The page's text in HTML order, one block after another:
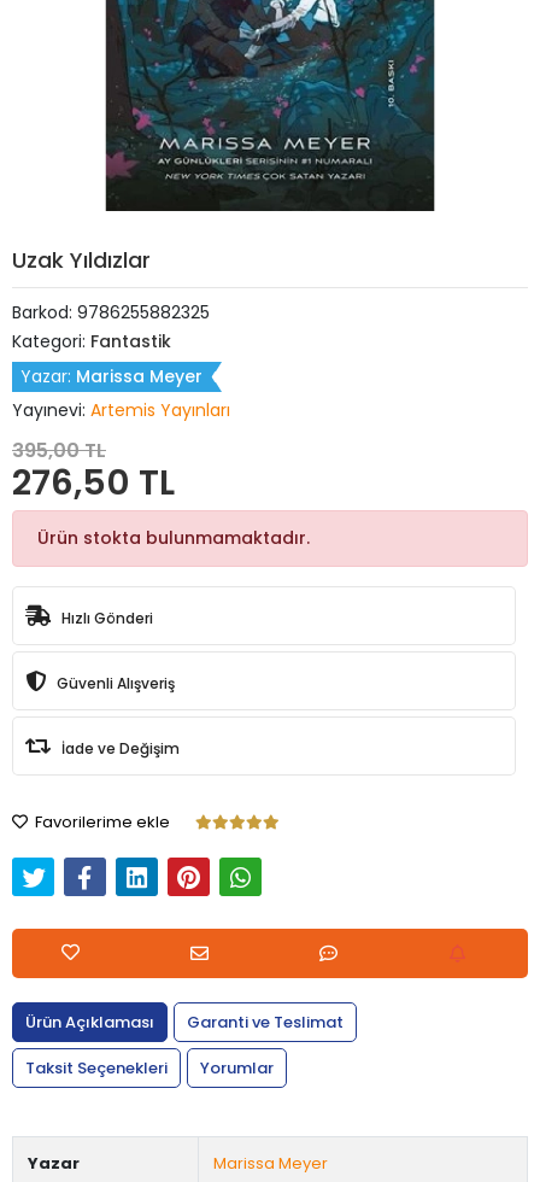
Uzak Yıldızlar
Barkod: 9786255882325
Kategori: Fantastik
Yazar: Marissa Meyer
Yayınevi: Artemis Yayınları
395,00 TL
276,50 TL
Ürün stokta bulunmamaktadır.
Hızlı Gönderi
Güvenli Alışveriş
İade ve Değişim
Favorilerime ekle
Ürün Açıklaması
Garanti ve Teslimat
Taksit Seçenekleri
Yorumlar
Yazar Marissa Meyer